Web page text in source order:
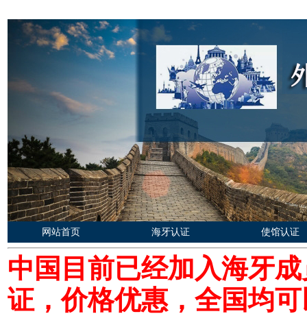
网站首页 海牙认证 使馆认证
中国目前已经加入海牙
证，价格优惠，全国均